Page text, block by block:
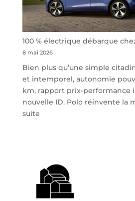
100 % électrique débarque
8 mai 2026
Bien plus qu’une simple
et intemporel, autonomie
km, rapport prix-performance
nouvelle ID. Polo réinvente la
suite:
la
nouvelle
citadine